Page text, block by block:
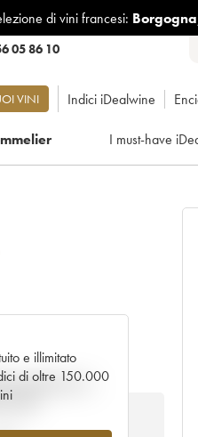
di vini francesi: Borgogna
05 86 10
VINI Indici iDealwine
I must-have
e illimitato
di oltre 150.000
quotazione in
reale